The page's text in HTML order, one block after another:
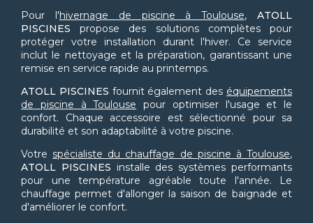
Pour l'hivernage de piscine à Toulouse,ATOLL
PISCINES propose des solutions complètes pour
protéger votre installation durant l'hiver. Ce service
inclut le nettoyage et la préparation, garantissant une
remise en service rapide au printemps.
ATOLL PISCINES fournit également des équipements
de piscine à Toulouse pour optimiser l'usage et le
confort. Chaque accessoire est sélectionné pour sa
durabilité et son adaptabilité à votre piscine.
Votre spécialiste du chauffage de piscine à Toulouse,
ATOLL PISCINES installe des systèmes performants
pour une température agréable toute l'année. Le
chauffage permet d'allonger la saison de baignade et
d'améliorer le confort.